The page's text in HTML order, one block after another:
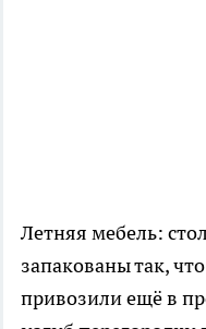
Летняя мебель:
запакованы так,
привозили ещё в